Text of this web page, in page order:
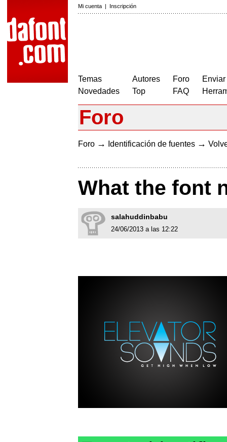
Mi cuenta | Inscripción
Temas
Novedades
Autores
Top
Foro
FAQ
Foro
Foro → Identificación de fuentes →
What the font
salahuddinbabu
24/06/2013 a las 12:22